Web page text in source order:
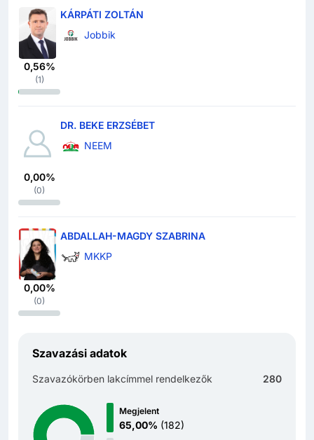
0,56%
(1)
KÁRPÁTI ZOLTÁN
Jobbik
0,00%
(0)
DR. BEKE ERZSÉBET
NEEM
0,00%
(0)
ABDALLAH-MAGDY SZABRINA
MKKP
Szavazási adatok
Szavazókörben lakcímmel rendelkezők 280
Megjelent
65,00% (182)